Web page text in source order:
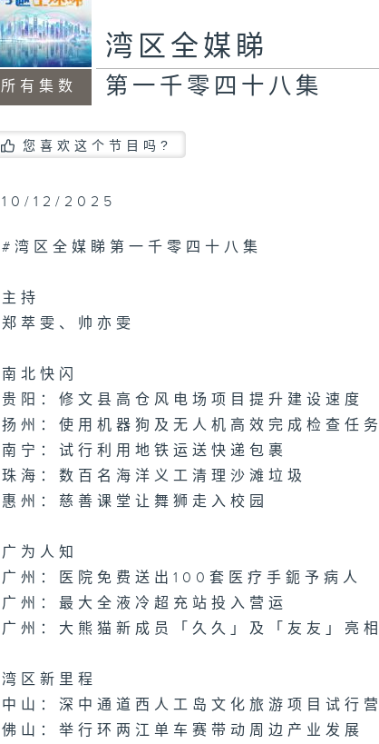
所有集数
湾区全媒睇
第一千零四十八集
您喜欢这个节目吗?
10/12/2025
#湾区全媒睇第一千零四十八集
主持
郑萃雯、帅亦雯
南北快闪
贵阳：修文县高仓风电场项目提升建设速度
扬州：使用机器狗及无人机高效完成检查任
南宁：试行利用地铁运送快递包裹
珠海：数百名海洋义工清理沙滩垃圾
惠州：慈善课堂让舞狮走入校园
广为人知
广州：医院免费送出100套医疗手鈪予病人
广州：最大全液冷超充站投入营运
广州：大熊猫新成员「久久」及「友友」亮
湾区新里程
中山：深中通道西人工岛文化旅游项目试行
佛山：举行环两江单车赛带动周边产业发展